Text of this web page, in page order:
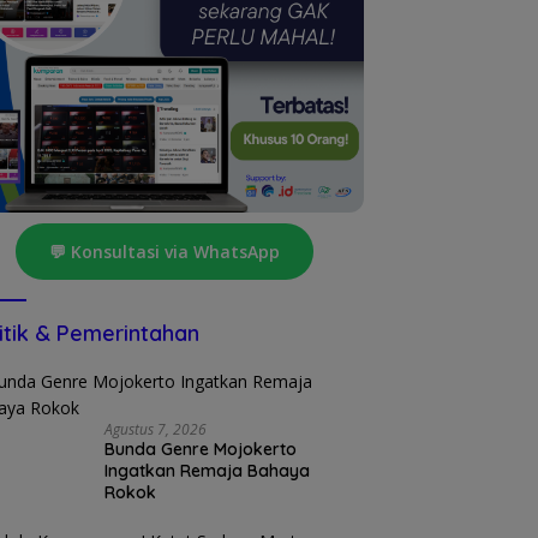
💬 Konsultasi via WhatsApp
& Pemerintahan
Agustus 7, 2026
Bunda Genre Mojokerto
Ingatkan Remaja Bahaya
Rokok